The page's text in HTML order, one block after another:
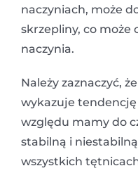
naczyniach, może
skrzepliny, co może
naczynia.
Należy zaznaczyć,
wykazuje
względu mamy do
stabilną i
wszystkich